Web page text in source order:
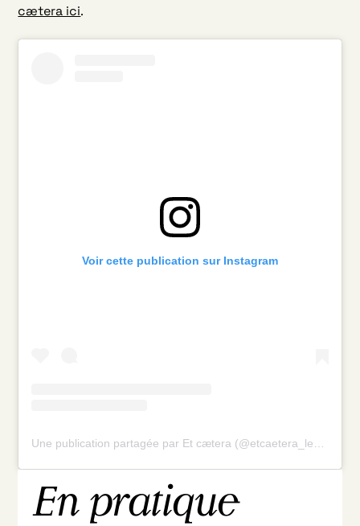
cætera ici.
Voir cette publication sur Instagram
En pratique